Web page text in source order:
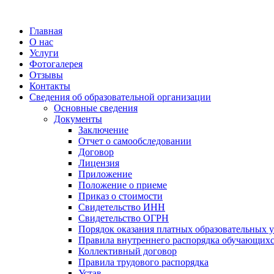
Главная
О нас
Услуги
Фотогалерея
Отзывы
Контакты
Сведения об образовательной организации
Основные сведения
Документы
Заключение
Отчет о самообследовании
Договор
Лицензия
Приложение
Положение о приеме
Приказ о стоимости
Свидетельство ИНН
Свидетельство ОГРН
Порядок оказания платных образовательных
Правила внутреннего распорядка
Коллективный договор
Правила трудового распорядка